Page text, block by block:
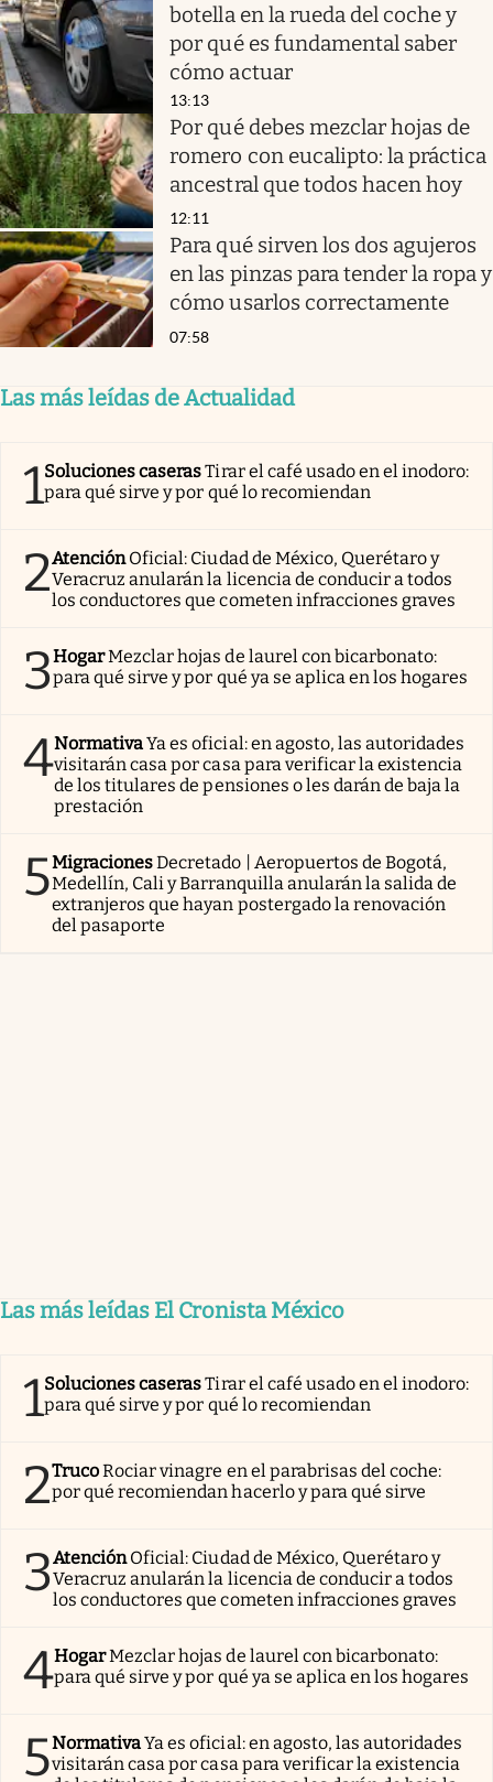
botella en la rueda del coche y
por qué es fundamental saber
cómo actuar
13:13
Por qué debes mezclar hojas de
romero con eucalipto: la práctica
ancestral que todos hacen hoy
12:11
Para qué sirven los dos agujeros
en las pinzas para tender la ropa y
cómo usarlos correctamente
07:58
Las más leídas de Actualidad
1Soluciones caserasTirar el café usado en el inodoro:
para qué sirve y por qué lo recomiendan
2AtenciónOficial: Ciudad de México, Querétaro y
Veracruz anularán la licencia de conducir a todos
los conductores que cometen infracciones graves
3HogarMezclar hojas de laurel con bicarbonato:
para qué sirve y por qué ya se aplica en los hogares
4NormativaYa es oficial: en agosto, las autoridades
visitarán casa por casa para verificar la existencia
de los titulares de pensiones o les darán de baja la
prestación
5MigracionesDecretado | Aeropuertos de Bogotá,
Medellín, Cali y Barranquilla anularán la salida de
extranjeros que hayan postergado la renovación
del pasaporte
Las más leídas El Cronista México
1Soluciones caserasTirar el café usado en el inodoro:
para qué sirve y por qué lo recomiendan
2TrucoRociar vinagre en el parabrisas del coche:
por qué recomiendan hacerlo y para qué sirve
3AtenciónOficial: Ciudad de México, Querétaro y
Veracruz anularán la licencia de conducir a todos
los conductores que cometen infracciones graves
4HogarMezclar hojas de laurel con bicarbonato:
para qué sirve y por qué ya se aplica en los hogares
5NormativaYa es oficial: en agosto, las autoridades
visitarán casa por casa para verificar la existencia